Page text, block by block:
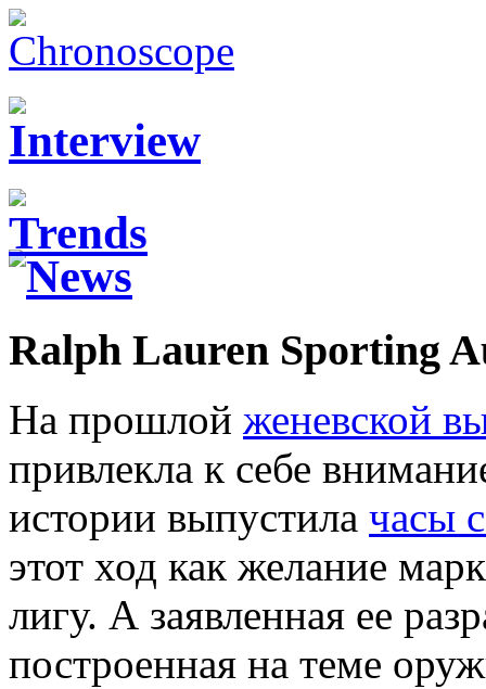
Ralph Lauren Sporting
На прошлой женевской
привлекла к себе
истории выпустила часы
этот ход как желание
лигу. А заявленная ее
построенная на теме